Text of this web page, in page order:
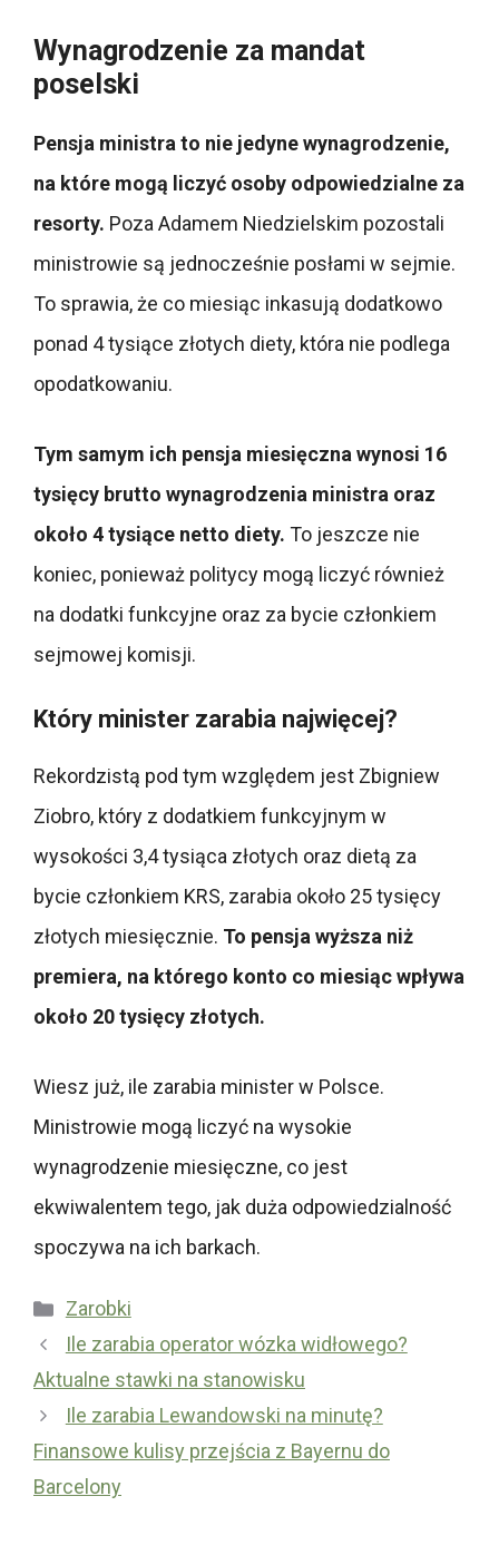
Wynagrodzenie za mandat
poselski
Pensja ministra to nie jedyne wynagrodzenie,
na które mogą liczyć osoby odpowiedzialne za
resorty. Poza Adamem Niedzielskim pozostali
ministrowie są jednocześnie posłami w sejmie.
To sprawia, że co miesiąc inkasują dodatkowo
ponad 4 tysiące złotych diety, która nie podlega
opodatkowaniu.
Tym samym ich pensja miesięczna wynosi 16
tysięcy brutto wynagrodzenia ministra oraz
około 4 tysiące netto diety. To jeszcze nie
koniec, ponieważ politycy mogą liczyć również
na dodatki funkcyjne oraz za bycie członkiem
sejmowej komisji.
Który minister zarabia najwięcej?
Rekordzistą pod tym względem jest Zbigniew
Ziobro, który z dodatkiem funkcyjnym w
wysokości 3,4 tysiąca złotych oraz dietą za
bycie członkiem KRS, zarabia około 25 tysięcy
złotych miesięcznie. To pensja wyższa niż
premiera, na którego konto co miesiąc wpływa
około 20 tysięcy złotych.
Wiesz już, ile zarabia minister w Polsce.
Ministrowie mogą liczyć na wysokie
wynagrodzenie miesięczne, co jest
ekwiwalentem tego, jak duża odpowiedzialność
spoczywa na ich barkach.
Kategorie
Zarobki
Ile zarabia operator wózka widłowego?
Aktualne stawki na stanowisku
Ile zarabia Lewandowski na minutę?
Finansowe kulisy przejścia z Bayernu do
Barcelony